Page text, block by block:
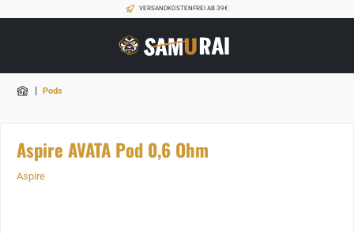
VERSANDKOSTENFREI AB 39€
| Pods
Aspire AVATA Pod 0,6 Ohm
Aspire